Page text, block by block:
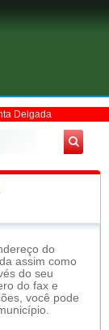
Delgada
do
assim como
do seu
do fax e
você pode